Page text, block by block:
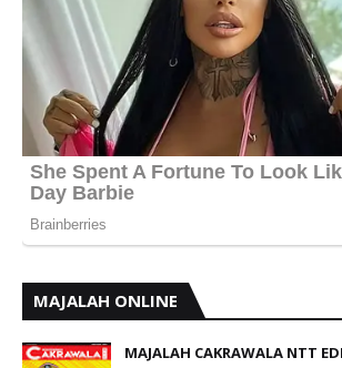
MAJALAH ONLINE
MAJALAH CAKRAWALA NTT